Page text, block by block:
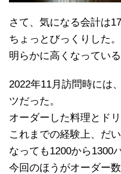
さて、気になる会計は
ちょっとびっくりした。
明らかに高くなっている
2022年11月訪問時には
ツだった。
オーダーした料理とド
これまでの経験上、だ
なっても1200から1300
今回のほうがオーダー